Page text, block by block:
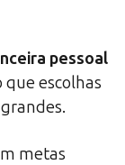
pessoal
escolhas
metas